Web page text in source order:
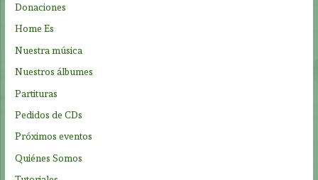
:
Donaciones
Home Es
Nuestra música
Nuestros álbumes
Partituras
Pedidos de CDs
Próximos eventos
Quiénes Somos